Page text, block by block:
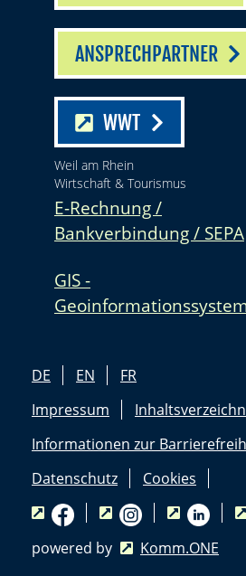
ANSPRECHPARTNER
WWT
Weil am Rhein
Wirtschaft & Tourismus
E-Rechnung /
Bankverbindung / SEPA
GIS -
DE EN
FR
Impressum
Informationen zur
Datenschutz
Cookies
powered by Komm.ONE